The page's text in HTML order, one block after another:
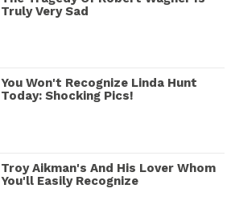
Truly Very Sad
You Won't Recognize Linda Hunt
Today: Shocking Pics!
Troy Aikman's And His Lover Whom
You'll Easily Recognize